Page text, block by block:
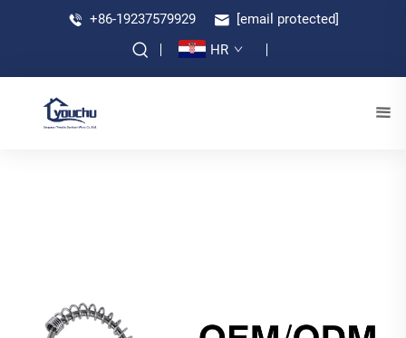
+86-19237579929
[email protected]
HR